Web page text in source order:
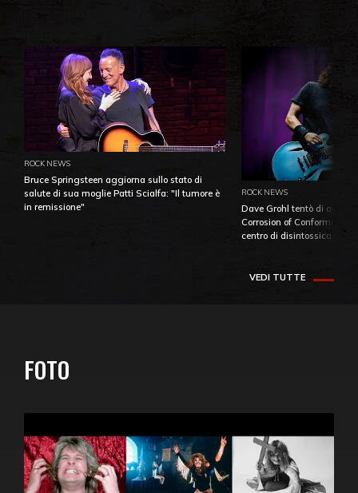
ROCK NEWS
Bruce Springsteen aggiorna sullo stato di
salute di sua moglie Patti Scialfa: "Il tumore è
in remissione"
ROCK NEWS
Dave Grohl tentò di
Corrosion of Conformity
centro di
VEDI TUTTE
FOTO